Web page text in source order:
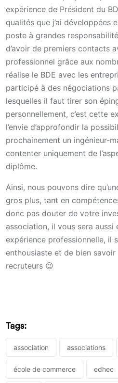
expérience de Président du
qualités que j’ai développées
poste à grandes
d’avoir de premiers contacts
professionnel grâce aux
réalise le BDE avec les
participé à des négociations
lesquelles il faut tirer son
personnellement, c’est cette
l’envie d’approfondir la
prochainement un ingénieur-
contenter uniquement de
diplôme.
Ainsi, nous pouvons dire
gros plus, tant en
donc pas douter de votre
association, il vous sera aussi
expérience professionnelle, il
enthousiaste et de bien
recruteurs 😉
Tags:
association associations
école de commerce edhec